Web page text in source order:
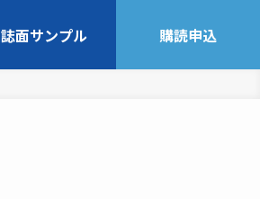
誌面サンプル 購読申込